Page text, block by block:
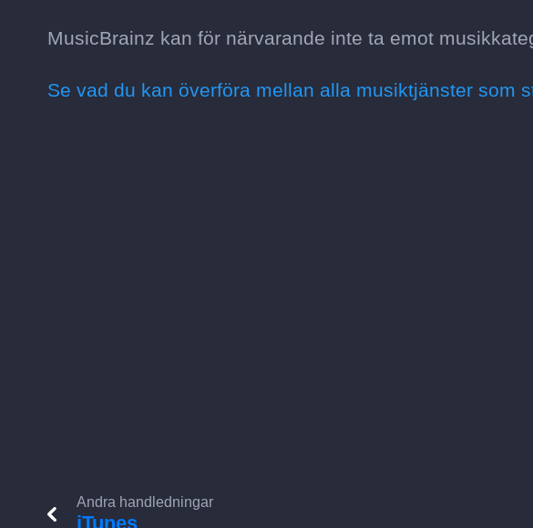
MusicBrainz kan för närvarande inte ta emot
Se vad du kan överföra mellan alla musiktjänster som
Andra handledningar
iTunes